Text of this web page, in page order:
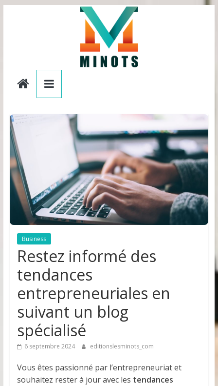
Business
Restez informé des
tendances
entrepreneuriales en
suivant un blog
spécialisé
6 septembre 2024 editionslesminots_com
Vous êtes passionné par l’entrepreneuriat et
souhaitez rester à jour avec les tendances